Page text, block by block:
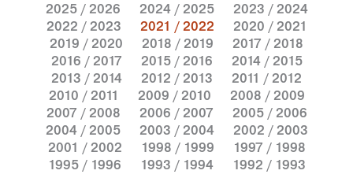
2025 / 2026
2024 / 2025
2023 / 2024
2022 / 2023
2021 / 2022
2020 / 2021
2019 / 2020
2018 / 2019
2017 / 2018
2016 / 2017
2015 / 2016
2014 / 2015
2013 / 2014
2012 / 2013
2011 / 2012
2010 / 2011
2009 / 2010
2008 / 2009
2007 / 2008
2006 / 2007
2005 / 2006
2004 / 2005
2003 / 2004
2002 / 2003
2001 / 2002
1998 / 1999
1997 / 1998
1995 / 1996
1993 / 1994 1992 / 1993